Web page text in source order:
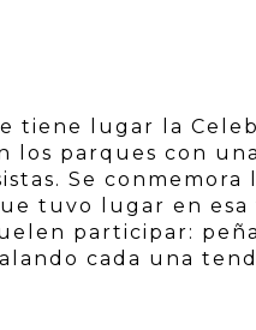
tiene lugar la
los parques con
Se
tuvo lugar en
participar:
cada una